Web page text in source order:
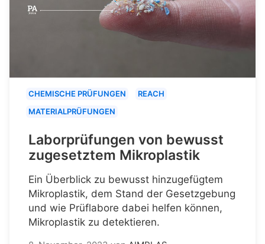
CHEMISCHE PRÜFUNGEN
REACH
MATERIALPRÜFUNGEN
Laborprüfungen von bewusst
zugesetztem Mikroplastik
Ein Überblick zu bewusst hinzugefügtem
Mikroplastik, dem Stand der Gesetzgebung
und wie Prüflabore dabei helfen können,
Mikroplastik zu detektieren.